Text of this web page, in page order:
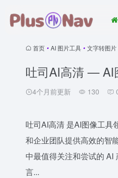
首页 • AI 图片工具 • 文字转图片
吐司AI高清 — AI
4个月前更新 130
吐司AI高清 是AI图像工具
和企业团队提供高效的智
中最值得关注和尝试的 AI
言...